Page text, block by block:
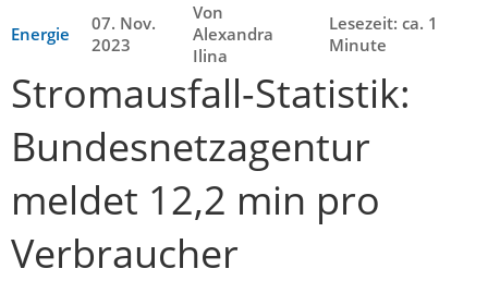
Energie
07. Nov.
2023
Von
Alexandra
Ilina
Lesezeit: ca. 1
Minute
Stromausfall-Statistik:
Bundesnetzagentur
meldet 12,2 min pro
Verbraucher